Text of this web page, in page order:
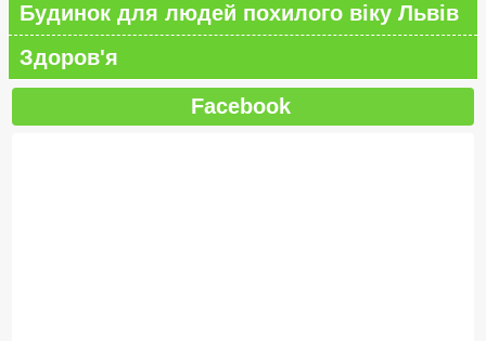
Будинок для людей похилого віку Львів
Здоров'я
Facebook